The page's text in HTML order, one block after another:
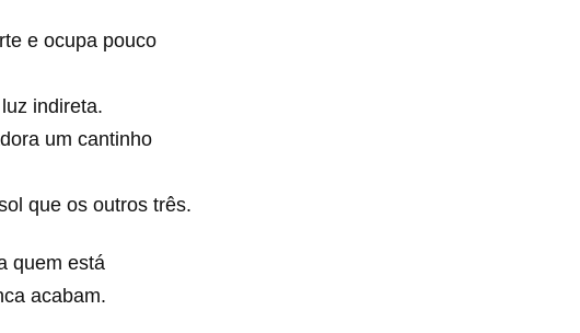
e ocupa pouco
indireta.
um cantinho
que os outros três.
quem está
acabam.